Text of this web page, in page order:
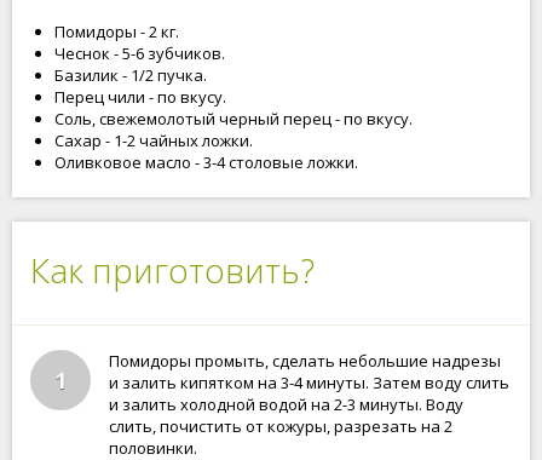
Помидоры - 2 кг.
Чеснок - 5-6 зубчиков.
Базилик - 1/2 пучка.
Перец чили - по вкусу.
Соль, свежемолотый черный перец - по вкусу.
Сахар - 1-2 чайных ложки.
Оливковое масло - 3-4 столовые ложки.
Как приготовить?
1
Помидоры промыть, сделать небольшие надрезы
и залить кипятком на 3-4 минуты. Затем воду слить
и залить холодной водой на 2-3 минуты. Воду
слить, почистить от кожуры, разрезать на 2
половинки.